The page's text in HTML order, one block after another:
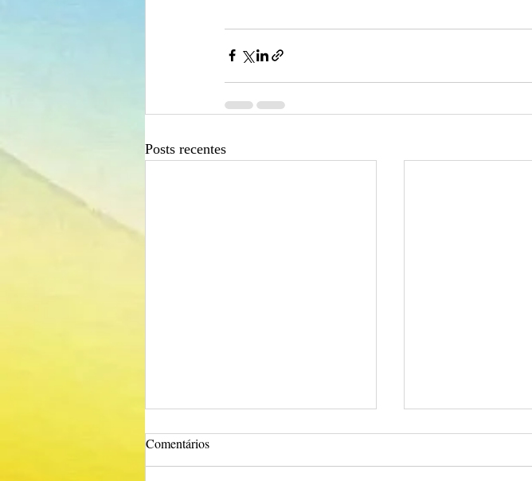
Posts recentes
Comentários